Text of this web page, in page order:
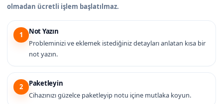
olmadan ücretli işlem başlatılmaz.
1
Not Yazın
Probleminizi ve eklemek istediğiniz detayları anlatan kısa bir
not yazın.
2
Paketleyin
Cihazınızı güzelce paketleyip notu içine mutlaka koyun.